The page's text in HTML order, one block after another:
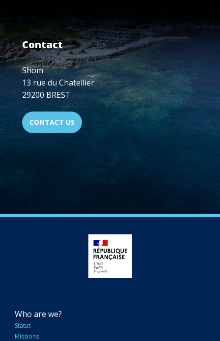
Contact
Shom
13 rue du Chatellier
29200 BREST
CONTACT US
NAVIGATION
PRINCIPALE
Who are we?
Statut
Missions